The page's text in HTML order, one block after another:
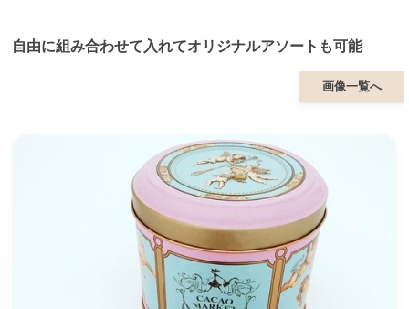
自由に組み合わせて入れてオリジナルアソートも可能
画像一覧へ